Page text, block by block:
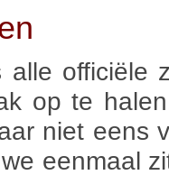
alle officiële
op te
niet eens
eenmaal